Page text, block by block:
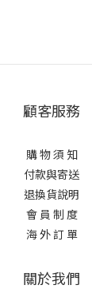
顧客服務
購 物 須 知
付款與寄送
退換貨說明
會 員 制 度
海 外 訂 單
關於我們